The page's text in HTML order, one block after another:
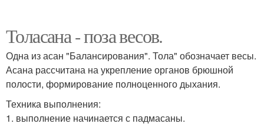
Толасана - поза весов.
Одна из асан "Балансирования". Тола" обозначает весы.
Асана рассчитана на укрепление органов брюшной
полости, формирование полноценного дыхания.
Техника выполнения:
1. выполнение начинается с падмасаны.